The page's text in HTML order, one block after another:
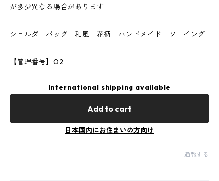
が多少異なる場合があります
ショルダーバッグ 和風 花柄 ハンドメイド ソーイング
【管理番号】O2
International shipping available
Add to cart
日本国内にお住まいの方向け
通報する